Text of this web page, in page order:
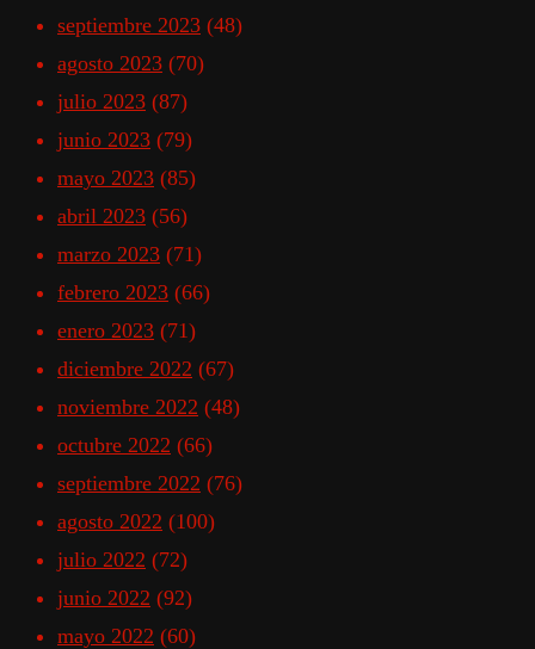
septiembre 2023 (48)
agosto 2023 (70)
julio 2023 (87)
junio 2023 (79)
mayo 2023 (85)
abril 2023 (56)
marzo 2023 (71)
febrero 2023 (66)
enero 2023 (71)
diciembre 2022 (67)
noviembre 2022 (48)
octubre 2022 (66)
septiembre 2022 (76)
agosto 2022 (100)
julio 2022 (72)
junio 2022 (92)
mayo 2022 (60)